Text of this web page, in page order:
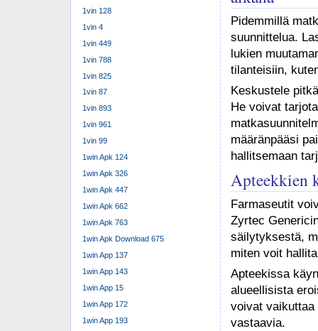
Pidemmillä
suunnittelua.
lukien
tilanteisiin,
Keskustele
He voivat
määränpääsi
hallitsemaan
Apteekkien
Farmaseutit
Zyrtec
säilytyksestä,
miten voit
Apteekissa
alueellisista
voivat
vastaavia.
1vin 128
1vin 4
1vin 449
1vin 788
1vin 825
1vin 87
1vin 893
1vin 961
1vin 99
1win Apk 124
1win Apk 326
1win Apk 447
1win Apk 662
1win Apk 763
1win Apk Download 675
1win App 137
1win App 143
1win App 15
1win App 172
1win App 193